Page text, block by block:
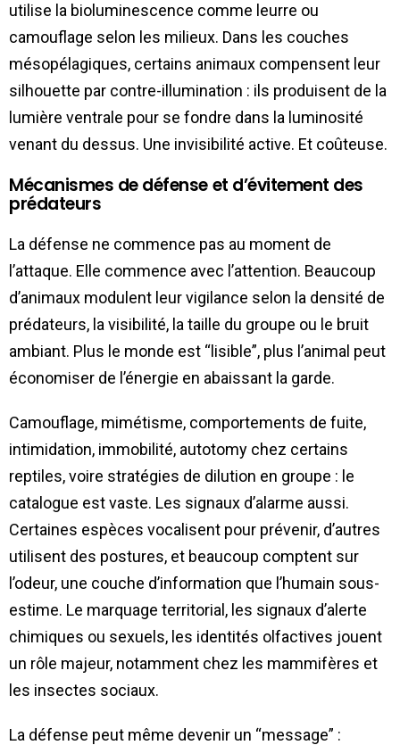
utilise la bioluminescence comme leurre ou
camouflage selon les milieux. Dans les couches
mésopélagiques, certains animaux compensent leur
silhouette par contre-illumination : ils produisent de la
lumière ventrale pour se fondre dans la luminosité
venant du dessus. Une invisibilité active. Et coûteuse.
Mécanismes de défense et d’évitement des
prédateurs
La défense ne commence pas au moment de
l’attaque. Elle commence avec l’attention. Beaucoup
d’animaux modulent leur vigilance selon la densité de
prédateurs, la visibilité, la taille du groupe ou le bruit
ambiant. Plus le monde est “lisible”, plus l’animal peut
économiser de l’énergie en abaissant la garde.
Camouflage, mimétisme, comportements de fuite,
intimidation, immobilité, autotomy chez certains
reptiles, voire stratégies de dilution en groupe : le
catalogue est vaste. Les signaux d’alarme aussi.
Certaines espèces vocalisent pour prévenir, d’autres
utilisent des postures, et beaucoup comptent sur
l’odeur, une couche d’information que l’humain sous-
estime. Le marquage territorial, les signaux d’alerte
chimiques ou sexuels, les identités olfactives jouent
un rôle majeur, notamment chez les mammifères et
les insectes sociaux.
La défense peut même devenir un “message” :